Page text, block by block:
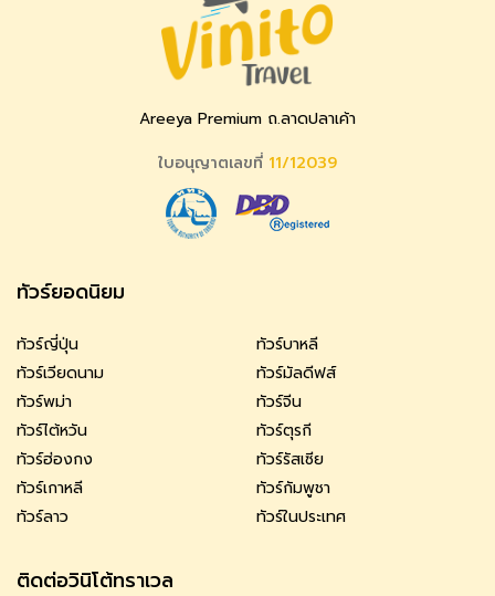
Areeya Premium ถ.ลาดปลาเค้า
ใบอนุญาตเลขที่ 11/12039
ทัวร์ยอดนิยม
ทัวร์ญี่ปุ่น
ทัวร์บาหลี
ทัวร์เวียดนาม
ทัวร์มัลดีฟส์
ทัวร์พม่า
ทัวร์จีน
ทัวร์ไต้หวัน
ทัวร์ตุรกี
ทัวร์ฮ่องกง
ทัวร์รัสเซีย
ทัวร์เกาหลี
ทัวร์กัมพูชา
ทัวร์ลาว
ทัวร์ในประเทศ
ติดต่อวินิโต้ทราเวล